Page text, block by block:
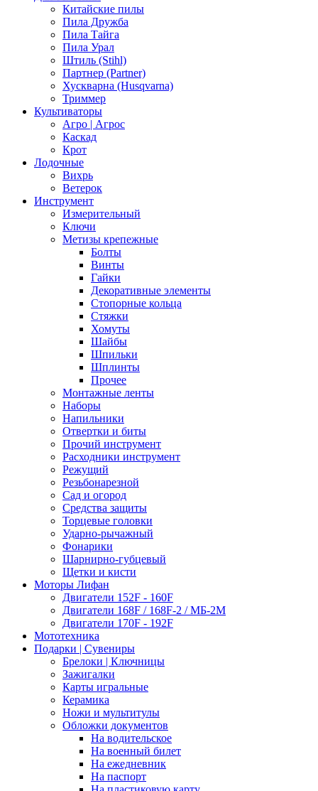
Китайские пилы
Пила Дружба
Пила Тайга
Пила Урал
Штиль (Stihl)
Партнер (Partner)
Хускварна (Husqvarna)
Триммер
Культиваторы
Агро | Агрос
Каскад
Крот
Лодочные
Вихрь
Ветерок
Инструмент
Измерительный
Ключи
Метизы крепежные
Болты
Винты
Гайки
Декоративные элементы
Стопорные кольца
Стяжки
Хомуты
Шайбы
Шпильки
Шплинты
Прочее
Монтажные ленты
Наборы
Напильники
Отвертки и биты
Прочий инструмент
Расходники инструмент
Режущий
Резьбонарезной
Сад и огород
Средства защиты
Торцевые головки
Ударно-рычажный
Фонарики
Шарнирно-губцевый
Щетки и кисти
Моторы Лифан
Двигатели 152F - 160F
Двигатели 168F / 168F-2 / МБ-2М
Двигатели 170F - 192F
Мототехника
Подарки | Сувениры
Брелоки | Ключницы
Зажигалки
Карты игральные
Керамика
Ножи и мультитулы
Обложки документов
На водительское
На военный билет
На ежедневник
На паспорт